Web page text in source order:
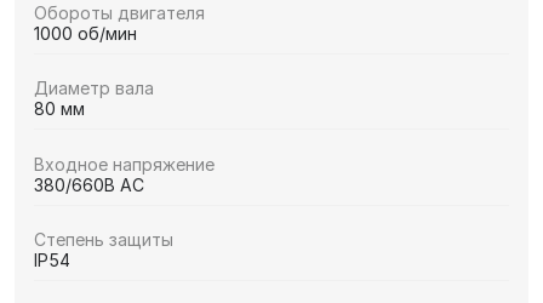
Обороты двигателя
1000 об/мин
Диаметр вала
80 мм
Входное напряжение
380/660В AC
Степень защиты
IP54